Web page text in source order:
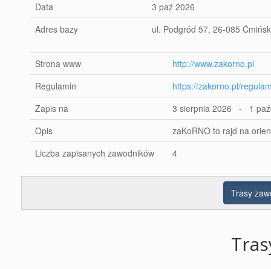
Data
3 paź 2026
Adres bazy
ul. Podgród 57, 26-085 Ćmińsk
Strona www
http://www.zakorno.pl
Regulamin
https://zakorno.pl/
Zapis na
3 sierpnia 2026 - 1
Opis
zaKoRNO to rajd na
Liczba zapisanych zawodników
4
Trasy